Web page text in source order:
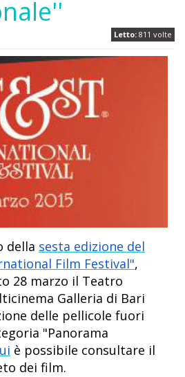
Letto: 811 volte
della sesta edizione del
Film Festival",
28 marzo il Teatro
Galleria di Bari
delle pellicole fuori
"Panorama
è possibile consultare il
dei film.